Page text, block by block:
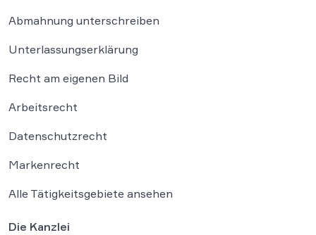
Abmahnung unterschreiben
Unterlassungserklärung
Recht am eigenen Bild
Arbeitsrecht
Datenschutzrecht
Markenrecht
Alle Tätigkeitsgebiete ansehen
Die Kanzlei